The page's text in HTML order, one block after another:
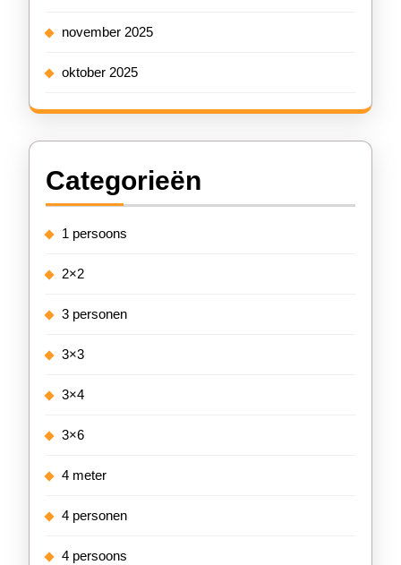
november 2025
oktober 2025
Categorieën
1 persoons
2×2
3 personen
3×3
3×4
3×6
4 meter
4 personen
4 persoons